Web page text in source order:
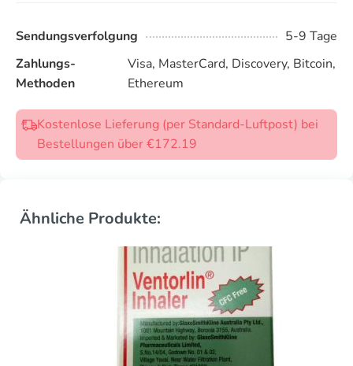
Sendungsverfolgung
5-9 Tage
Zahlungs-
Methoden
Visa, MasterCard, Discovery, Bitcoin,
Ethereum
Kostenlose Lieferung (per Standard-Luftpost) bei
Bestellungen über €172.19
Ähnliche Produkte: